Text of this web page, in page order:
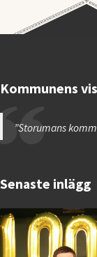
Kommunens
”Storumans
Senaste inlägg